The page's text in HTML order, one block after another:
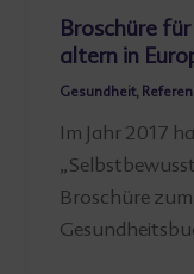
Broschüre
altern in
Gesundheit,
Im Jahr 2017
Broschüre